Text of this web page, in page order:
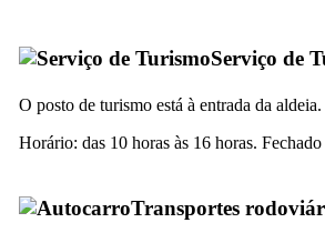
Serviço de
O posto de turismo está à entrada da aldeia.
Horário: das 10 horas às 16 horas.
Transportes